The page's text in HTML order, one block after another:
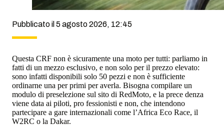
Pubblicato il 5 agosto 2026, 12:45
Questa CRF non è sicuramente una moto per tutti: parliamo in
fatti di un mezzo esclusivo, e non solo per il prezzo elevato:
sono infatti disponibili solo 50 pezzi e non è sufficiente
ordinarne una per primi per averla. Bisogna compilare un
modulo di preselezione sul sito di RedMoto, e la prece denza
viene data ai piloti, pro fessionisti e non, che intendono
partecipare a gare internazionali come l’Africa Eco Race, il
W2RC o la Dakar.